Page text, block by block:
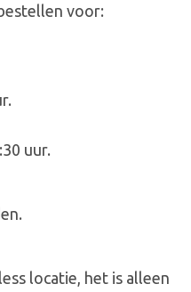
voor:
uur.
locatie, het is alleen